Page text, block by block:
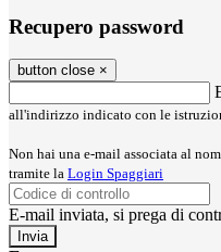
Recupero password
button close ×
all'indirizzo indicato con le
Non hai una e-mail associata al
tramite la Login Spaggiari
E-mail inviata, si prega di